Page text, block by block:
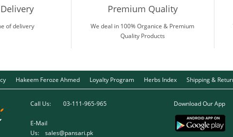
of delivery
Premium Quality
We deal in 100% Organice & Premium
Quality Products
Hakeem Feroze Ahmed Loyalty Program Herbs Index Shipping &
Call Us: 03-111-965-965
E-Mail
Us:
sales@pansari.pk
Download Our App